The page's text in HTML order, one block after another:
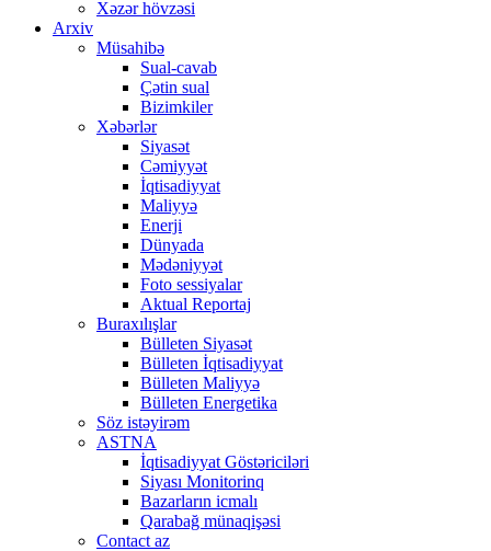
Xəzər hövzəsi
Arxiv
Müsahibə
Sual-cavab
Çətin sual
Bizimkiler
Xəbərlər
Siyasət
Cəmiyyət
İqtisadiyyat
Maliyyə
Enerji
Dünyada
Mədəniyyət
Foto sessiyalar
Aktual Reportaj
Buraxılışlar
Bülleten Siyasət
Bülleten İqtisadiyyat
Bülleten Maliyyə
Bülleten Energetika
Söz istəyirəm
ASTNA
İqtisadiyyat Göstəriciləri
Siyası Monitorinq
Bazarların icmalı
Qarabağ münaqişəsi
Contact az